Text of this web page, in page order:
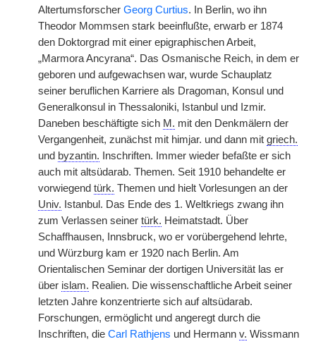
Altertumsforscher Georg Curtius. In Berlin, wo ihn
Theodor Mommsen stark beeinflußte, erwarb er 1874
den Doktorgrad mit einer epigraphischen Arbeit,
„Marmora Ancyrana“. Das Osmanische Reich, in dem er
geboren und aufgewachsen war, wurde Schauplatz
seiner beruflichen Karriere als Dragoman, Konsul und
Generalkonsul in Thessaloniki, Istanbul und Izmir.
Daneben beschäftigte sich M. mit den Denkmälern der
Vergangenheit, zunächst mit himjar. und dann mit griech.
und byzantin. Inschriften. Immer wieder befaßte er sich
auch mit altsüdarab. Themen. Seit 1910 behandelte er
vorwiegend türk. Themen und hielt Vorlesungen an der
Univ. Istanbul. Das Ende des 1. Weltkriegs zwang ihn
zum Verlassen seiner türk. Heimatstadt. Über
Schaffhausen, Innsbruck, wo er vorübergehend lehrte,
und Würzburg kam er 1920 nach Berlin. Am
Orientalischen Seminar der dortigen Universität las er
über islam. Realien. Die wissenschaftliche Arbeit seiner
letzten Jahre konzentrierte sich auf altsüdarab.
Forschungen, ermöglicht und angeregt durch die
Inschriften, die Carl Rathjens und Hermann v. Wissmann